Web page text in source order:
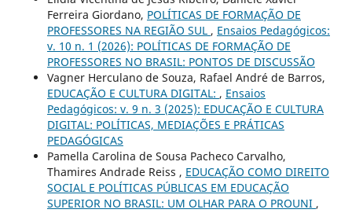
Ferreira Giordano, POLÍTICAS DE FORMAÇÃO DE
PROFESSORES NA REGIÃO SUL , Ensaios Pedagógicos:
v. 10 n. 1 (2026): POLÍTICAS DE FORMAÇÃO DE
PROFESSORES NO BRASIL: PONTOS DE DISCUSSÃO
Vagner Herculano de Souza, Rafael André de Barros,
EDUCAÇÃO E CULTURA DIGITAL: , Ensaios
Pedagógicos: v. 9 n. 3 (2025): EDUCAÇÃO E CULTURA
DIGITAL: POLÍTICAS, MEDIAÇÕES E PRÁTICAS
PEDAGÓGICAS
Pamella Carolina de Sousa Pacheco Carvalho,
Thamires Andrade Reiss , EDUCAÇÃO COMO DIREITO
SOCIAL E POLÍTICAS PÚBLICAS EM EDUCAÇÃO
SUPERIOR NO BRASIL: UM OLHAR PARA O PROUNI ,